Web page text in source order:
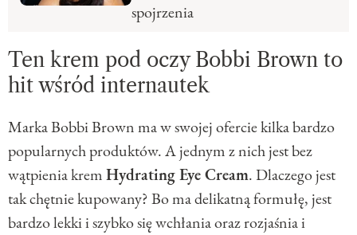
spojrzenia
Ten krem pod oczy Bobbi Brown to
hit wśród internautek
Marka Bobbi Brown ma w swojej ofercie kilka bardzo
popularnych produktów. A jednym z nich jest bez
wątpienia kremHydrating Eye Cream. Dlaczego jest
tak chętnie kupowany? Bo ma delikatną formułę, jest
bardzo lekki i szybko się wchłania oraz rozjaśnia i